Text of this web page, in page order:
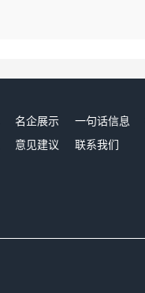
名企展示 一句话信息
意见建议 联系我们